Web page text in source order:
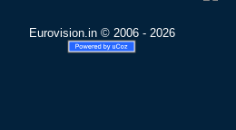
Eurovision.in © 2006 - 2026